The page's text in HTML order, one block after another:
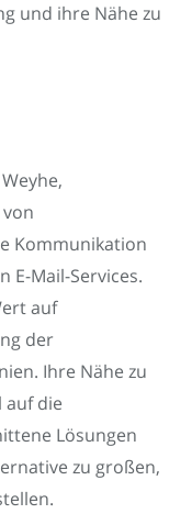
und ihre Nähe zu
Kommunikation
E-Mail-Services.
auf
der
Ihre Nähe zu
auf die
Lösungen
zu großen,